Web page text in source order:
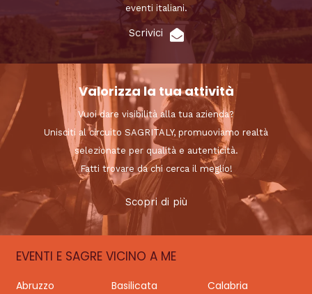
eventi italiani.
Scrivici
Valorizza la tua attività
Vuoi dare visibilità alla tua azienda?
Unisciti al circuito SAGRITALY, promuoviamo realtà
selezionate per qualità e autenticità.
Fatti trovare da chi cerca il meglio!
Scopri di più
EVENTI E SAGRE VICINO A ME
Abruzzo Basilicata
Calabria